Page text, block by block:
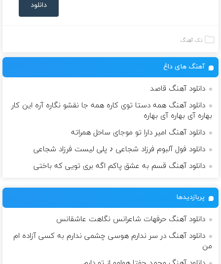
دانلود
تک آهنگ
آهنگ های داغ
دانلود آهنگ قاصد
دانلود آهنگ همه دستا توی کاره همه جا نقشو نگاره آره این کار
بهاره آی بهاره آی بهاره
دانلود آهنگ امیر دارا تو موجای ساحل همراته
دانلود فول آلبوم فرزاد شجاعی ♪ پلی لیست فرزاد شجاعی
دانلود آهنگ قسم به عشق پاکم اگه بری تویی که باختی
پربازدیدها
دانلود آهنگ حرفهات شاعرانس نگاهت عاشقانس
دانلود آهنگ در سر ندارم هوسی چشمی ندارم به کسی آزاده ام
من